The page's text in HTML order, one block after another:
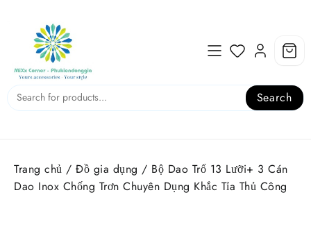
content
Search
Trang chủ / Đồ gia dụng / Bộ Dao Trổ 13 Lưỡi+ 3 Cán
Dao Inox Chống Trơn Chuyên Dụng Khắc Tỉa Thủ Công